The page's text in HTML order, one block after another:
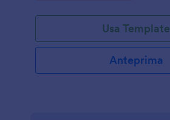
Usa Template
Anteprima